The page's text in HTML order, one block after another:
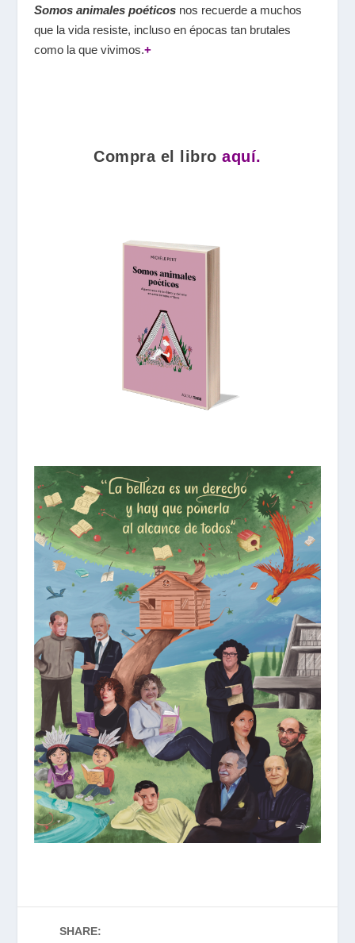
Somos animales poéticosnos recuerde a muchos
que la vida resiste, incluso en épocas tan brutales
como la que vivimos.+
Compra el libroaquí.
SHARE: